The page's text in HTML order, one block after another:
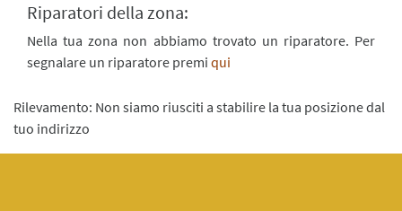
Riparatori della zona:
Nella tua zona non abbiamo trovato un riparatore. Per
segnalare un riparatore premi qui
Rilevamento: Non siamo riusciti a stabilire la tua posizione dal
tuo indirizzo